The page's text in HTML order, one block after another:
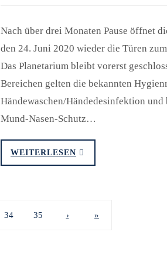
Nach über drei Monaten Pause öffnet
den 24. Juni 2020 wieder die Türen
Das Planetarium bleibt vorerst
Bereichen gelten die bekannten
Händewaschen/Händedesinfektion
Mund-Nasen-Schutz…
WEITERLESEN
34 35 › »